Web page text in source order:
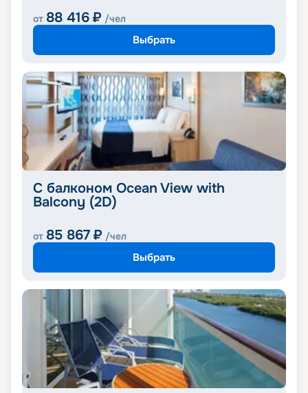
от 88 416 ₽ /чел
Выбрать
С балконом Ocean View with
Balcony (2D)
от 85 867 ₽ /чел
Выбрать